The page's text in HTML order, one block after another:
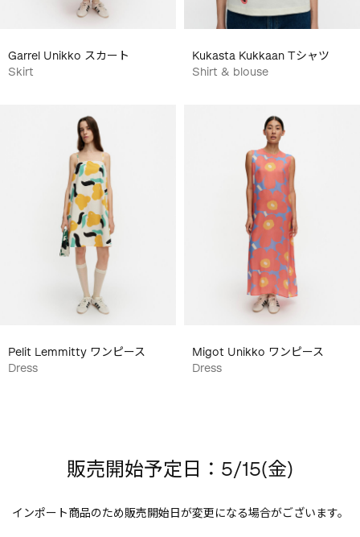
Garrel Unikko スカート
Skirt
Kukasta Kukkaan Tシャツ
Shirt & blouse
Pelit Lemmitty ワンピース
Dress
Migot Unikko ワンピース
Dress
販売開始予定日：5/15(金)
インポート商品のため販売開始日が変更になる場合がございます。